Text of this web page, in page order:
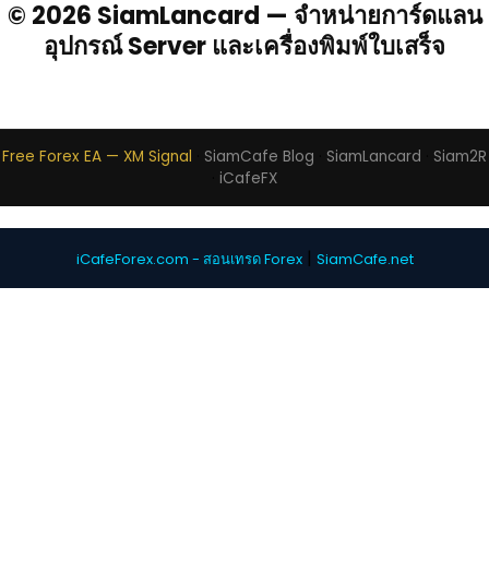
© 2026 SiamLancard — จำหน่ายการ์ดแลน
อุปกรณ์ Server และเครื่องพิมพ์ใบเสร็จ
Free Forex EA — XM Signal SiamCafe Blog SiamLancard
Siam2R
iCafeFX
iCafeForex.com - สอนเทรด Forex| SiamCafe.net